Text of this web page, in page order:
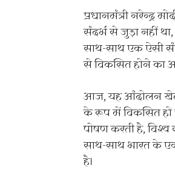
प्रधानमंत्री नरेन्द्र
संदर्भ से जुड़ा नहीं
साथ-साथ एक ऐसी
से विकसित होने का
आज, यह आंदोलन खेलो
के रूप में विकसित हो
पोषण करती है,
साथ-साथ भारत के
है।